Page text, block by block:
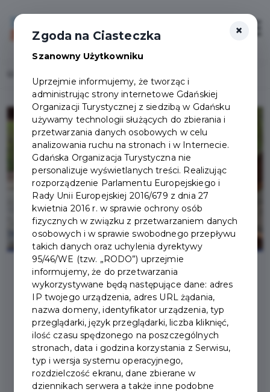
Login/Rejestracja
2024-05-07
WRONIA GÓRKA ZYSKA
KOLEJNE ATRAKCJE
×
Zgoda na Ciasteczka
Szanowny Użytkowniku
Uprzejmie informujemy, że tworząc i
administrując strony internetowe Gdańskiej
Organizacji Turystycznej z siedzibą w Gdańsku
używamy technologii służących do zbierania i
przetwarzania danych osobowych w celu
analizowania ruchu na stronach i w Internecie.
Gdańska Organizacja Turystyczna nie
personalizuje wyświetlanych treści. Realizując
rozporządzenie Parlamentu Europejskiego i
Rady Unii Europejskiej 2016/679 z dnia 27
kwietnia 2016 r. w sprawie ochrony osób
fizycznych w związku z przetwarzaniem danych
osobowych i w sprawie swobodnego przepływu
takich danych oraz uchylenia dyrektywy
95/46/WE (tzw. „RODO”) uprzejmie
informujemy, że do przetwarzania
wykorzystywane będą następujące dane: adres
IP twojego urządzenia, adres URL żądania,
nazwa domeny, identyfikator urządzenia, typ
przeglądarki, język przeglądarki, liczba kliknięć,
ilość czasu spędzonego na poszczególnych
stronach, data i godzina korzystania z Serwisu,
typ i wersja systemu operacyjnego,
rozdzielczość ekranu, dane zbierane w
dziennikach serwera a także inne podobne